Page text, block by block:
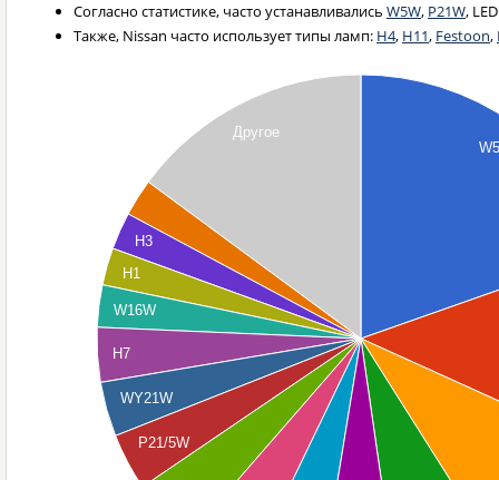
Согласно статистике, часто устанавливались W5W, P21W,
Также, Nissan часто использует типы ламп: H4, H11, Festoon,
Другое
H3
H1
W16W
H7
WY21W
P21/5W